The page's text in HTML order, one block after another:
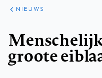
ARTIKELEN
HET
KORT
NIEUWS
groote